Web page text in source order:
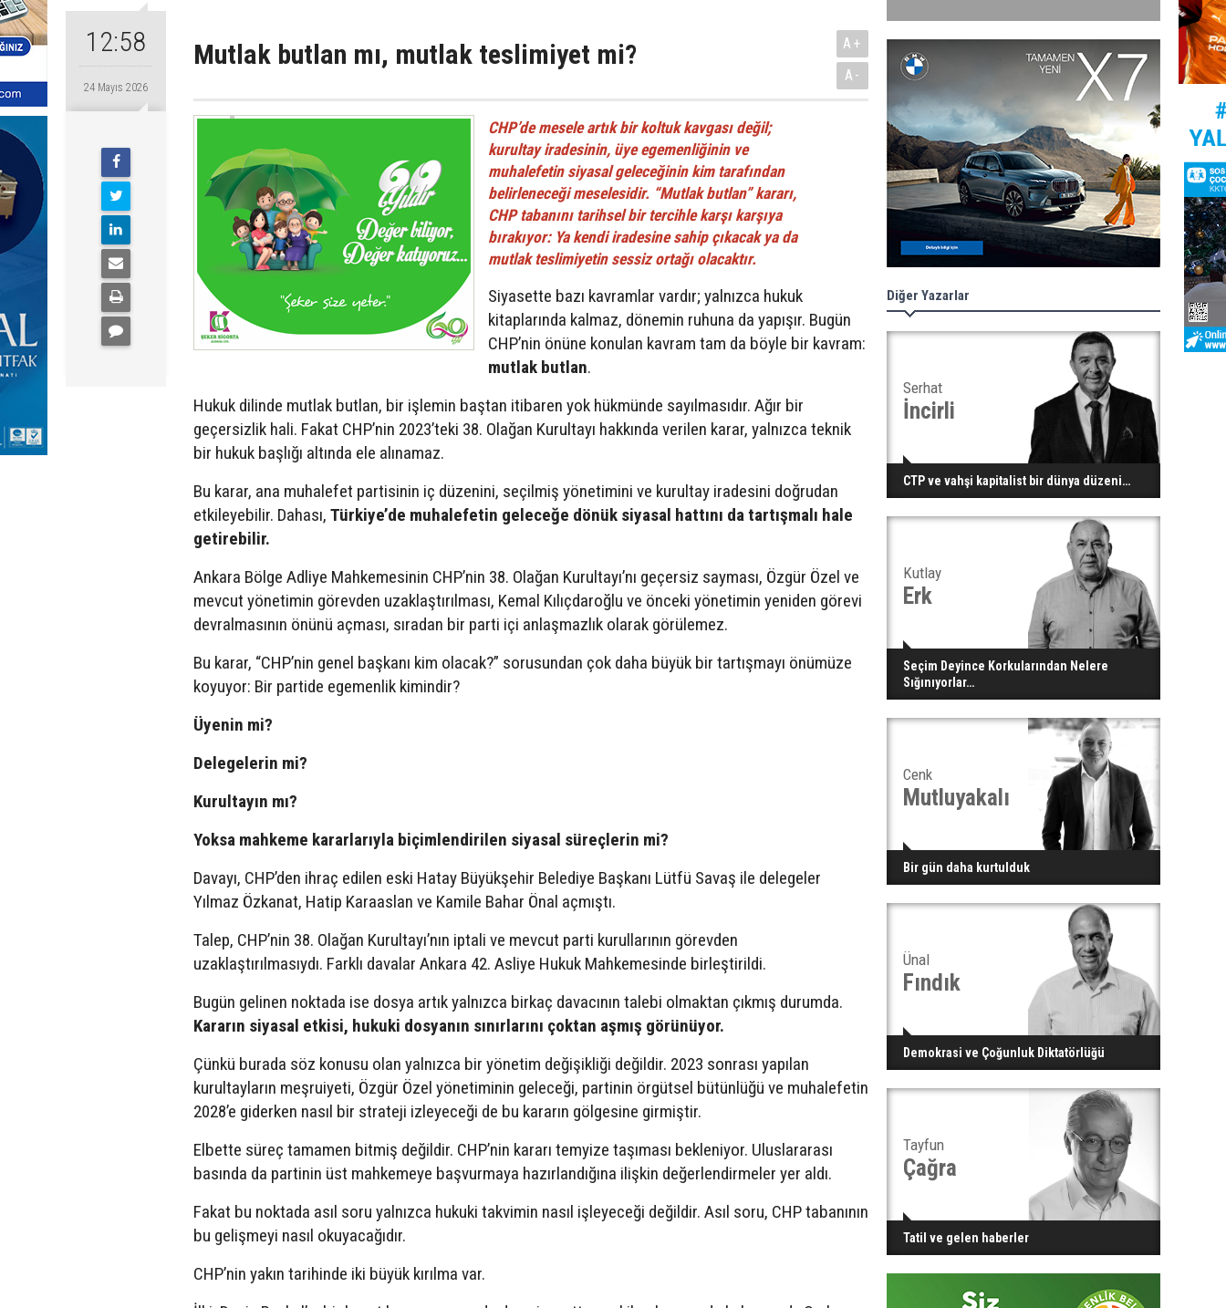
12:58
24 Mayıs 2026
Mutlak butlan mı, mutlak teslimiyet mi?
A+
A-
CHP’de mesele artık bir koltuk kavgası değil;
kurultay iradesinin, üye egemenliğinin ve
muhalefetin siyasal geleceğinin kim tarafından
belirleneceği meselesidir. “Mutlak butlan” kararı,
CHP tabanını tarihsel bir tercihle karşı karşıya
bırakıyor: Ya kendi iradesine sahip çıkacak ya da
mutlak teslimiyetin sessiz ortağı olacaktır.
Siyasette bazı kavramlar vardır; yalnızca hukuk
kitaplarında kalmaz, dönemin ruhuna da yapışır. Bugün
CHP’nin önüne konulan kavram tam da böyle bir kavram:
mutlak butlan.
Hukuk dilinde mutlak butlan, bir işlemin baştan itibaren yok hükmünde sayılmasıdır. Ağır bir
geçersizlik hali. Fakat CHP’nin 2023’teki 38. Olağan Kurultayı hakkında verilen karar, yalnızca teknik
bir hukuk başlığı altında ele alınamaz.
Bu karar, ana muhalefet partisinin iç düzenini, seçilmiş yönetimini ve kurultay iradesini doğrudan
etkileyebilir. Dahası, Türkiye’de muhalefetin geleceğe dönük siyasal hattını da tartışmalı hale
getirebilir.
Ankara Bölge Adliye Mahkemesinin CHP’nin 38. Olağan Kurultayı’nı geçersiz sayması, Özgür Özel ve
mevcut yönetimin görevden uzaklaştırılması, Kemal Kılıçdaroğlu ve önceki yönetimin yeniden görevi
devralmasının önünü açması, sıradan bir parti içi anlaşmazlık olarak görülemez.
Bu karar, “CHP’nin genel başkanı kim olacak?” sorusundan çok daha büyük bir tartışmayı önümüze
koyuyor: Bir partide egemenlik kimindir?
Üyenin mi?
Delegelerin mi?
Kurultayın mı?
Yoksa mahkeme kararlarıyla biçimlendirilen siyasal süreçlerin mi?
Davayı, CHP’den ihraç edilen eski Hatay Büyükşehir Belediye Başkanı Lütfü Savaş ile delegeler
Yılmaz Özkanat, Hatip Karaaslan ve Kamile Bahar Önal açmıştı.
Talep, CHP’nin 38. Olağan Kurultayı’nın iptali ve mevcut parti kurullarının görevden
uzaklaştırılmasıydı. Farklı davalar Ankara 42. Asliye Hukuk Mahkemesinde birleştirildi.
Bugün gelinen noktada ise dosya artık yalnızca birkaç davacının talebi olmaktan çıkmış durumda.
Kararın siyasal etkisi, hukuki dosyanın sınırlarını çoktan aşmış görünüyor.
Çünkü burada söz konusu olan yalnızca bir yönetim değişikliği değildir. 2023 sonrası yapılan
kurultayların meşruiyeti, Özgür Özel yönetiminin geleceği, partinin örgütsel bütünlüğü ve muhalefetin
2028’e giderken nasıl bir strateji izleyeceği de bu kararın gölgesine girmiştir.
Elbette süreç tamamen bitmiş değildir. CHP’nin kararı temyize taşıması bekleniyor. Uluslararası
basında da partinin üst mahkemeye başvurmaya hazırlandığına ilişkin değerlendirmeler yer aldı.
Fakat bu noktada asıl soru yalnızca hukuki takvimin nasıl işleyeceği değildir. Asıl soru, CHP tabanının
bu gelişmeyi nasıl okuyacağıdır.
CHP’nin yakın tarihinde iki büyük kırılma var.
Diğer Yazarlar
Serhat
İncirli
CTP ve vahşi kapitalist bir dünya düzeni…
Kutlay
Erk
Seçim Deyince Korkularından Nelere
Sığınıyorlar…
Cenk
Mutluyakalı
Bir gün daha kurtulduk
Ünal
Fındık
Demokrasi ve Çoğunluk Diktatörlüğü
Tayfun
Çağra
Tatil ve gelen haberler